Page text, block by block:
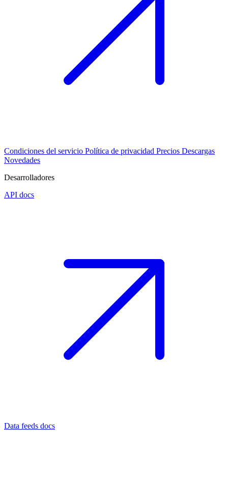
Condiciones del servicio Política de privacidad Precios Descargas
Novedades
Desarrolladores
API docs
Data feeds docs